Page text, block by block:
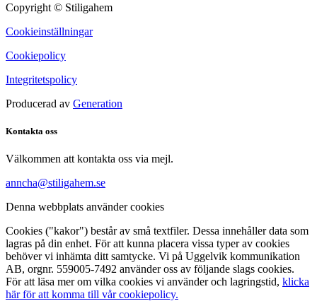
Copyright © Stiligahem
Cookieinställningar
Cookiepolicy
Integritetspolicy
Producerad av Generation
Kontakta oss
Välkommen att kontakta oss via mejl.
anncha@stiligahem.se
Denna webbplats använder cookies
Cookies ("kakor") består av små textfiler. Dessa innehåller data som
lagras på din enhet. För att kunna placera vissa typer av cookies
behöver vi inhämta ditt samtycke. Vi på Uggelvik kommunikation
AB, orgnr. 559005-7492 använder oss av följande slags cookies.
För att läsa mer om vilka cookies vi använder och lagringstid, klicka
här för att komma till vår cookiepolicy.